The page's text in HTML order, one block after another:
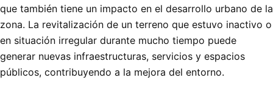
que también tiene un impacto en el desarrollo urbano de la
zona. La revitalización de un terreno que estuvo inactivo o
en situación irregular durante mucho tiempo puede
generar nuevas infraestructuras, servicios y espacios
públicos, contribuyendo a la mejora del entorno.